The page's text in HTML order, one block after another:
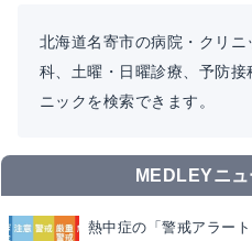
北海道名寄市の病院・クリ
科、土曜・日曜診療、予防
ニックを検索できます。
MEDLEYニ
熱中症の「警戒アラー